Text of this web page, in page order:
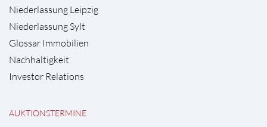
Niederlassung Leipzig
Niederlassung Sylt
Glossar Immobilien
Nachhaltigkeit
Investor Relations
AUKTIONSTERMINE